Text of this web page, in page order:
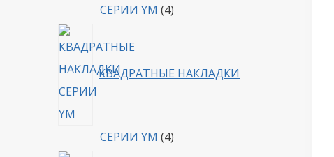
СЕРИИ YM 44
КВАДРАТНЫЕ НАКЛАДКИ
СЕРИИ YM 44